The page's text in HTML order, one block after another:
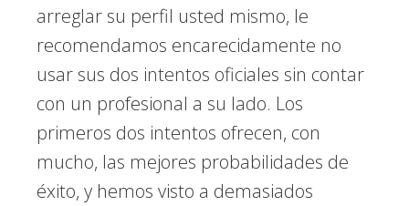
arreglar su perfil usted mismo, le
recomendamos encarecidamente no
usar sus dos intentos oficiales sin contar
con un profesional a su lado. Los
primeros dos intentos ofrecen, con
mucho, las mejores probabilidades de
éxito, y hemos visto a demasiados